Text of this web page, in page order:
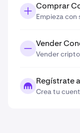
Comprar
Empieza con
Vender
Vender
Regístrate
Crea tu